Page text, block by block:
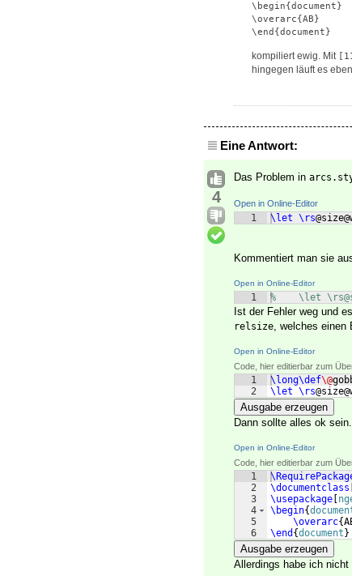
\begin{document}
\overarc{AB}
\end{document}
kompiliert ewig. Mit
hingegen läuft es
Eine Antwort:
4
Das Problem in
Open in Online-Editor
1 \let \rs
Kommentiert man sie
Open in Online-Editor
1 %    \let
Ist der Fehler weg und
relsize, welches einen
Open in Online-Editor
Code, hier editierbar zum
1
2
\long\def\@
\let \rs
Ausgabe erzeugen
Dann sollte alles ok
Open in Online-Editor
Code, hier editierbar zum
1
2
3
4
5
6
\documentclass
\usepackage
\begin{
\overarc{
\end {document }
Ausgabe erzeugen
Allerdings habe ich